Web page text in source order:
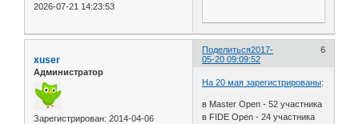
2026-07-21 14:23:53
Поделиться 6
2017-
05-20 09:09:52
xuser
Администратор
Зарегистрирован: 2014-04-06
На 20 мая зарегистрированы:
в Master Open - 52 участника
в FIDE Open - 24 участника